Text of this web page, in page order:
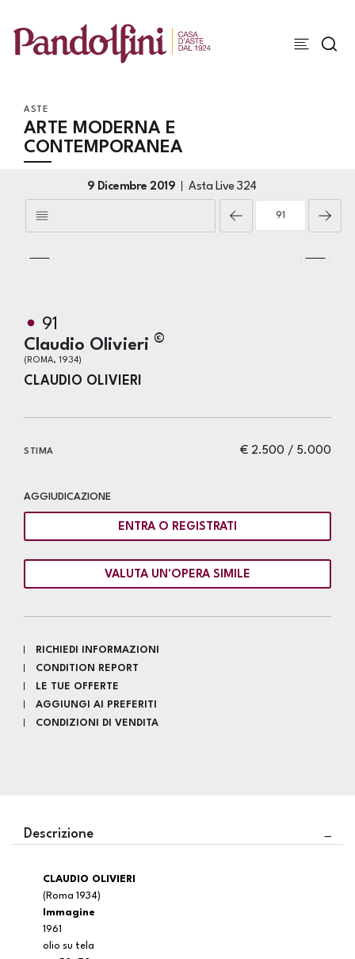
ASTE
ARTE MODERNA E
CONTEMPORANEA
9 Dicembre 2019 Asta Live 324
91
Claudio Olivieri ©
(ROMA, 1934)
CLAUDIO OLIVIERI
€ 2.500 / 5.000
STIMA
AGGIUDICAZIONE
ENTRA O REGISTRATI
VALUTA UN'OPERA SIMILE
RICHIEDI INFORMAZIONI
CONDITION REPORT
LE TUE OFFERTE
AGGIUNGI AI PREFERITI
CONDIZIONI DI VENDITA
Descrizione
CLAUDIO OLIVIERI
(Roma 1934)
Immagine
1961
olio su tela